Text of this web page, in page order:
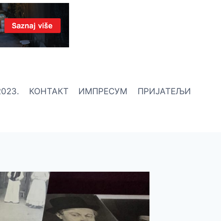
КОНТАКТ ИМПРЕСУМ ПРИЈАТЕЉИ